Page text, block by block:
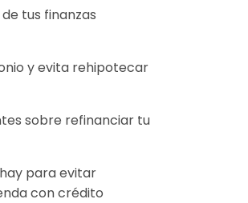
tus finanzas
y evita rehipotecar
sobre refinanciar tu
para evitar
con crédito